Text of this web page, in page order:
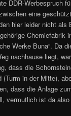
DDR-Werbespruch
eine
hier leider nicht
Chemiefabrik
Werke Buna“. Da
nachhause liegt,
dass die
(Turm in der Mitte),
dass die Anlage
vermutlich ist da